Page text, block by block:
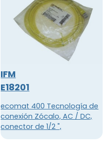
IFM
E18201
ecomat 400 Tecnología de
conexión Zócalo, AC / DC,
conector de 1/2 ",